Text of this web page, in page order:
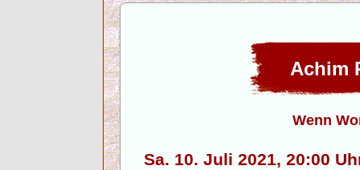
Achim
Wenn
Sa. 10. Juli 2021,